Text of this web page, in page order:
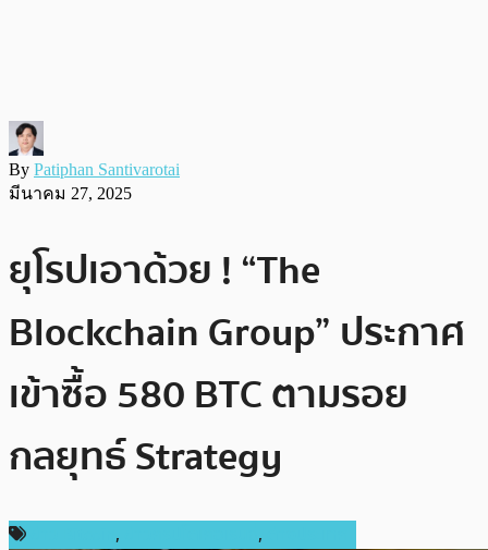
By Patiphan Santivarotai
มีนาคม 27, 2025
ยุโรปเอาด้วย ! “The
Blockchain Group” ประกาศ
เข้าซื้อ 580 BTC ตามรอย
กลยุทธ์ Strategy
, ,